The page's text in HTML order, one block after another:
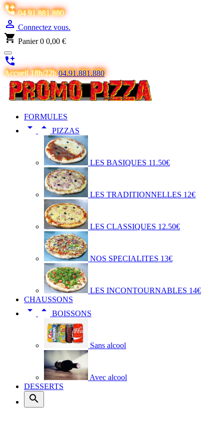
04 91 881 880
 Connectez vous.
shopping_cart Panier 0 0,00 €

Accueil 18h/22h04.91.881.880
FORMULES
  PIZZAS
LES BASIQUES 11.50€
LES TRADITIONNELLES 12€
LES CLASSIQUES 12.50€
NOS SPECIALITES 13€
LES INCONTOURNABLES 14€
CHAUSSONS
  BOISSONS
Sans alcool
Avec alcool
DESSERTS
